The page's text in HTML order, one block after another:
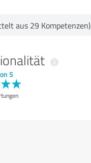
aus 29 Kompetenzen)
5